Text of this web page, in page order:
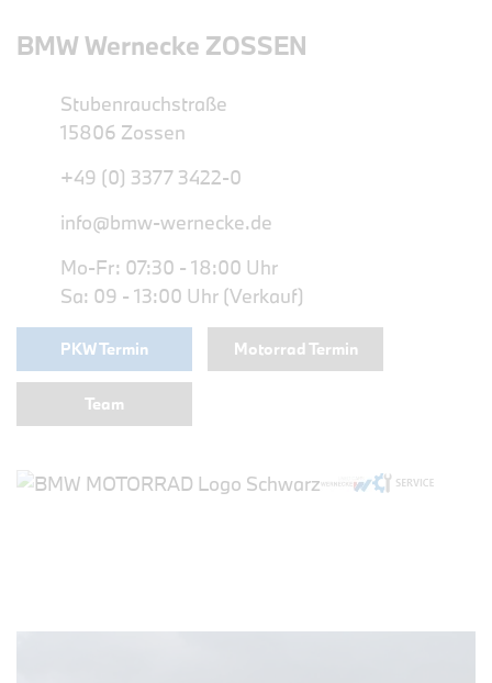
BMW Wernecke ZOSSEN
Stubenrauchstraße
15806 Zossen
+49 (0) 3377 3422-0
info@bmw-wernecke.de
Mo-Fr: 07:30 - 18:00 Uhr
Sa: 09 - 13:00 Uhr (Verkauf)
PKW Termin Motorrad Termin
Team